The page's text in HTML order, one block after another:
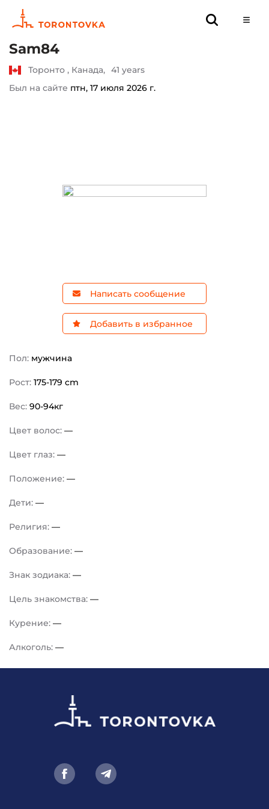
Sam84
Торонто , Канада, 41 years
Был на сайте птн, 17 июля 2026 г.
Написать сообщение
Добавить в избранное
Пол: мужчина
Рост: 175-179 cm
Вес: 90-94кг
Цвет волос: —
Цвет глаз: —
Положение: —
Дети: —
Религия: —
Образование: —
Знак зодиака: —
Цель знакомства: —
Курение: —
Алкоголь: —